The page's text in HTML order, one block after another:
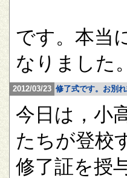
です。本当
なりました。
2012/03/23 修了式です。お別れ
今日は，小
たちが登校
修了証を授